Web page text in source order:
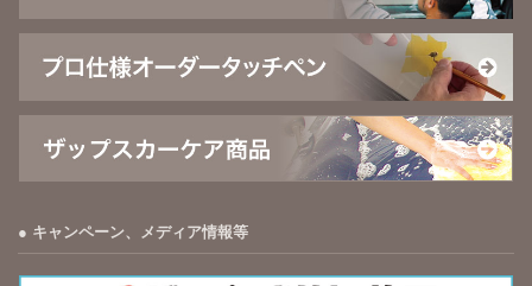
キャンペーン、メディア情報等